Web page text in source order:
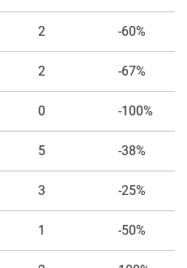
2 -60%
2 -67%
0 -100%
5 -38%
3 -25%
1 -50%